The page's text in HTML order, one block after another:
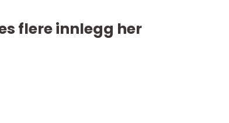
flere innlegg her